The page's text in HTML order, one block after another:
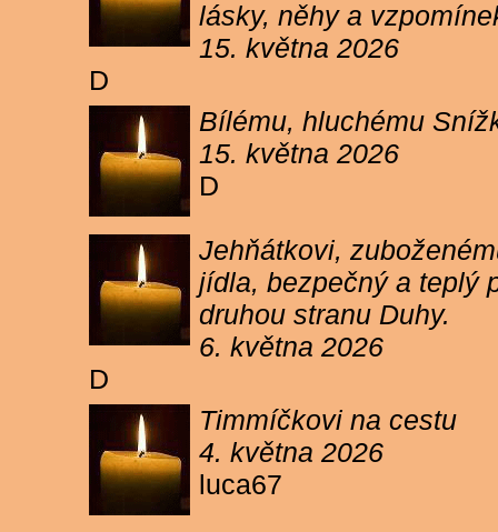
lásky, něhy a
15. května 2026
D
Bílému, hluchému
15. května 2026
D
Jehňátkovi,
jídla, bezpečný a teplý
druhou stranu Duhy.
6. května 2026
D
Timmíčkovi na cestu
4. května 2026
luca67